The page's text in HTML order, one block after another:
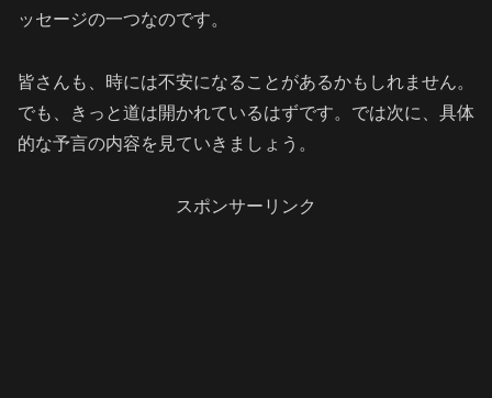
ッセージの一つなのです。
皆さんも、時には不安になることがあるかもしれません。
でも、きっと道は開かれているはずです。では次に、具体
的な予言の内容を見ていきましょう。
スポンサーリンク